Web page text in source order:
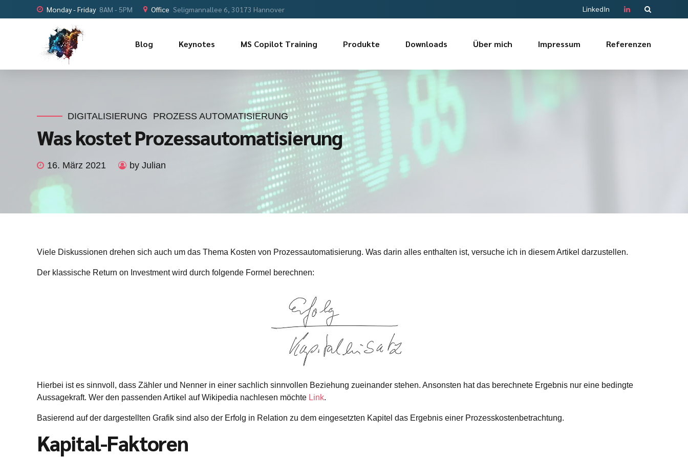
Monday - Friday 8AM - 5PM Office Seligmannallee 6, 30173 Hannover LinkedIn
Blog Keynotes MS Copilot Training Produkte Downloads Über mich Impressum Referenzen
DIGITALISIERUNG PROZESS AUTOMATISIERUNG
Was kostet Prozessautomatisierung
16. März 2021 by Julian
Viele Diskussionen drehen sich auch um das Thema Kosten von Prozessautomatisierung. Was darin alles enthalten ist, versuche ich in diesem Artikel darzustellen.
Der klassische Return on Investment wird durch folgende Formel berechnen:
Hierbei ist es sinnvoll, dass Zähler und Nenner in einer sachlich sinnvollen Beziehung zueinander stehen. Ansonsten hat das berechnete Ergebnis nur eine bedingte
Aussagekraft. Wer den passenden Artikel auf Wikipedia nachlesen möchte Link.
Basierend auf der dargestellten Grafik sind also der Erfolg in Relation zu dem eingesetzten Kapitel das Ergebnis einer Prozesskostenbetrachtung.
Kapital-Faktoren